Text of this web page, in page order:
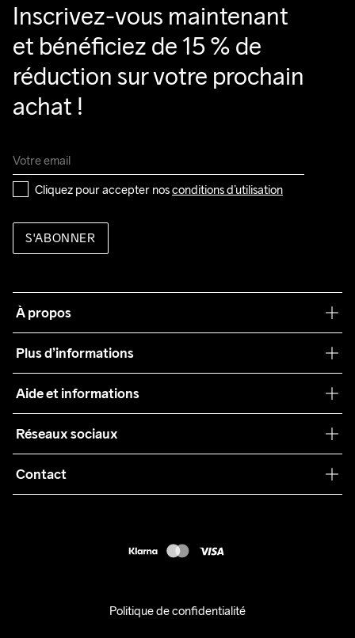
Clean
Temp
machine à
40 degrés.
Temp
Inscrivez-vous maintenant
et bénéficiez de 15 % de
réduction sur votre prochain
achat !
Cliquez pour accepter nos conditions d’utilisation
S'ABONNER
À propos
Plus d’informations
Teamwear
Durabilité
Collaborations
Aide et informations
Conditions générales
Retours
Réseaux sociaux
Contact
Politique de confidentialité